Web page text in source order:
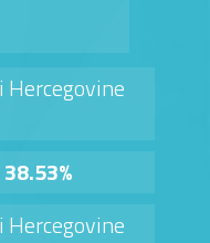
Hercegovine
38.53%